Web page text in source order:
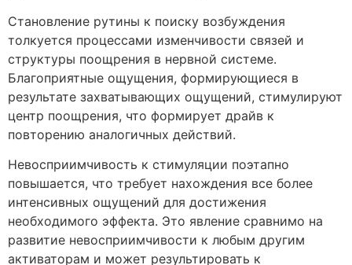
Становление рутины к поиску возбуждения
толкуется процессами изменчивости связей и
структуры поощрения в нервной системе.
Благоприятные ощущения, формирующиеся в
результате захватывающих ощущений, стимулируют
центр поощрения, что формирует драйв к
повторению аналогичных действий.
Невосприимчивость к стимуляции поэтапно
повышается, что требует нахождения все более
интенсивных ощущений для достижения
необходимого эффекта. Это явление сравнимо на
развитие невосприимчивости к любым другим
активаторам и может результировать к